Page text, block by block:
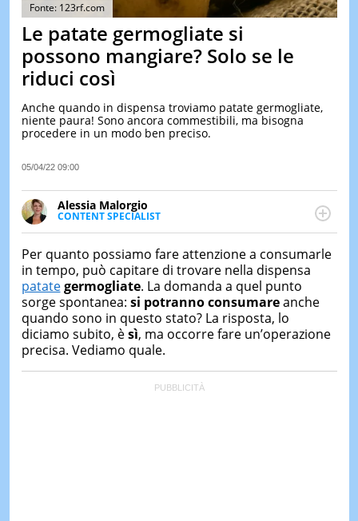
&
TEST
DI
IERI
Fonte: 123rf.com
Le patate germogliate si
possono mangiare? Solo se le
riduci così
Anche quando in dispensa troviamo patate germogliate,
niente paura! Sono ancora commestibili, ma bisogna
procedere in un modo ben preciso.
05/04/22 09:00
Alessia Malorgio
CONTENT SPECIALIST
Ha conseguito un Master in Marketing Management
occupa della creazione di contenuti in ottica SEO e
dello sviluppo di strategie marketing attraverso
canali digitali.
Per quanto possiamo fare attenzione a consumarle
in tempo, può capitare di trovare nella dispensa
patategermogliate. La domanda a quel punto
sorge spontanea: si potranno consumareanche
quando sono in questo stato? La risposta, lo
diciamo subito, èsì, ma occorre fare un’operazione
precisa. Vediamo quale.